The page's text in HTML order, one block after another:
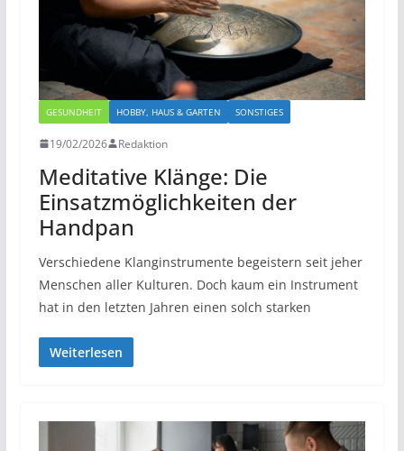
GESUNDHEIT HOBBY, HAUS & GARTEN SONSTIGES
19/02/2026 Redaktion
Meditative Klänge: Die
Einsatzmöglichkeiten der
Handpan
Verschiedene Klanginstrumente begeistern seit jeher
Menschen aller Kulturen. Doch kaum ein Instrument
hat in den letzten Jahren einen solch starken
Weiterlesen